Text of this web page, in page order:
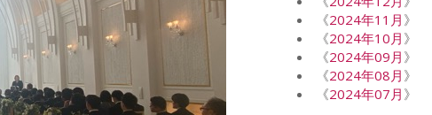
《2024年11月 》
《2024年10月 》
《2024年09月 》
《2024年08月 》
《2024年07月 》